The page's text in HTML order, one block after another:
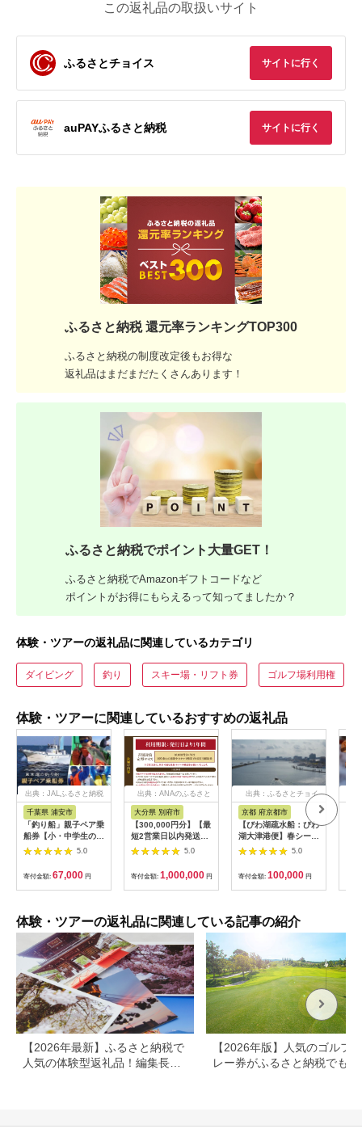
この返礼品の取扱いサイト
ふるさとチョイス サイトに行く
auPAYふるさと納税 サイトに行く
ふるさと納税 還元率ランキングTOP300
ふるさと納税の制度改定後もお得な
返礼品はまだまだたくさんあります！
ふるさと納税でポイント大量GET！
ふるさと納税でAmazonギフトコードなど
ポイントがお得にもらえるって知ってましたか？
体験・ツアーの返礼品に関連しているカテゴリ
ダイビング 釣り スキー場・リフト券 ゴルフ場利用権
体験・ツアーに関連しているおすすめの返礼品
出典：JALふるさと納税
千葉県 浦安市
「釣り船」親子ペア乗
船券【小・中学生のお
子様】
5.0
寄付金額: 67,000 円
出典：ANAのふるさと
大分県 別府市
【300,000円分】【最
短2営業日以内発送】
別府市内の旅館やホテ
ルで使用できる宿泊補
助券 楽しい旅の思い
出を！ 宿泊券 大分県
別府市 3000円 15000
円 30万円 ホテル 旅
館 温泉 旅行 観光 ト
ケット クーポン 宿泊
お泊り 別府温泉 別府
観光 地獄めぐり 旅 お
すすめ 人気 体験型 節
約_B030-007
5.0
寄付金額: 1,000,000 円
出典：ふるさとチョイ
京都 府京都市
【びわ湖疏水船：びわ
湖大津港便】春シーズ
ン先行予約権（２名様
分の乗船予約の権利）
5.0
寄付金額: 100,000 円
体験・ツアーの返礼品に関連している記事の紹介
【2026年最新】ふるさと納税で
人気の体験型返礼品！編集長お
【2026年版】人気のゴルフ
レー券がふるさと納税でもら